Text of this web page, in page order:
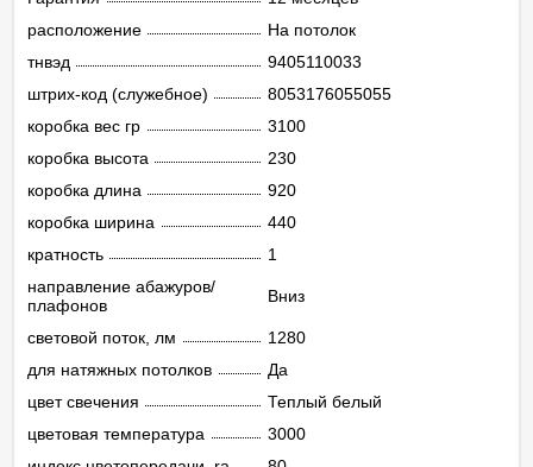
расположение
На потолок
тнвэд
9405110033
штрих-код (служебное)
8053176055055
коробка вес гр
3100
коробка высота
230
коробка длина
920
коробка ширина
440
кратность
1
направление абажуров/
плафонов
Вниз
световой поток, лм
1280
для натяжных потолков
Да
цвет свечения
Теплый белый
цветовая температура
3000